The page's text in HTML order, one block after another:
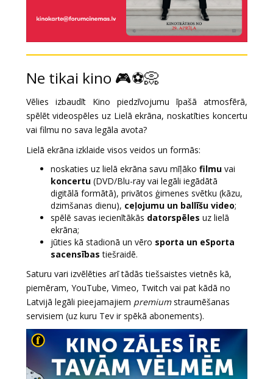
Ne tikai kino 🎮⚽📀
Vēlies izbaudīt Kino piedzīvojumu īpašā atmosfērā,
spēlēt videospēles uz Lielā ekrāna, noskatīties koncertu
vai filmu no sava legāla avota?
Lielā ekrāna izklaide visos veidos un formās:
noskaties uz lielā ekrāna savu mīļāko filmu vai
koncertu (DVD/Blu-ray vai legāli iegādātā
digitālā formātā), privātos ģimenes svētku (kāzu,
dzimšanas dienu), ceļojumu un ballīšu video;
spēlē savas iecienītākās datorspēles uz lielā
ekrāna;
jūties kā stadionā un vēro sporta un eSporta
sacensības tiešraidē.
Saturu vari izvēlēties arī tādās tiešsaistes vietnēs kā,
piemēram, YouTube, Vimeo, Twitch vai pat kādā no
Latvijā legāli pieejamajiem premiumstraumēšanas
servisiem (uz kuru Tev ir spēkā abonements).